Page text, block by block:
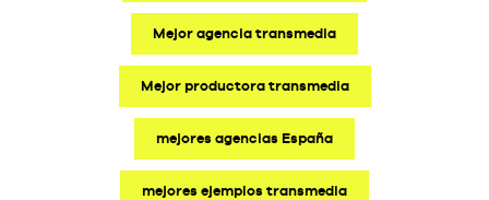
Mejor agencia transmedia
Mejor productora transmedia
mejores agencias España
mejores ejemplos transmedia